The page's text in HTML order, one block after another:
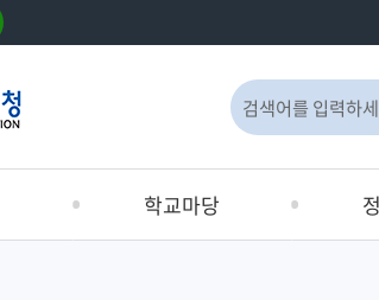
검
색
통
합
검
색
학교마당